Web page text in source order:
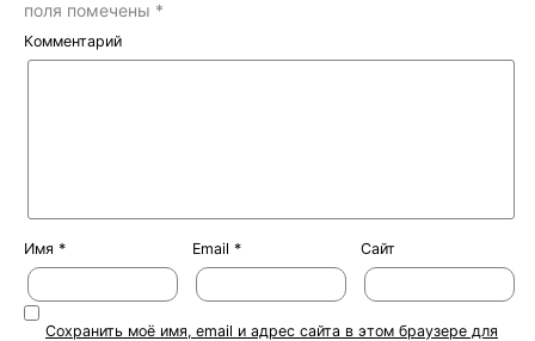
поля помечены *
Комментарий
Имя * Email * Сайт
Сохранить моё имя, email и адрес сайта в этом браузере для